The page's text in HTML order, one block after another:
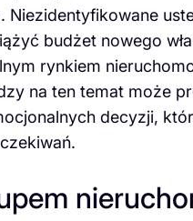
budżet nowego
rynkiem
na ten temat może
decyzji,